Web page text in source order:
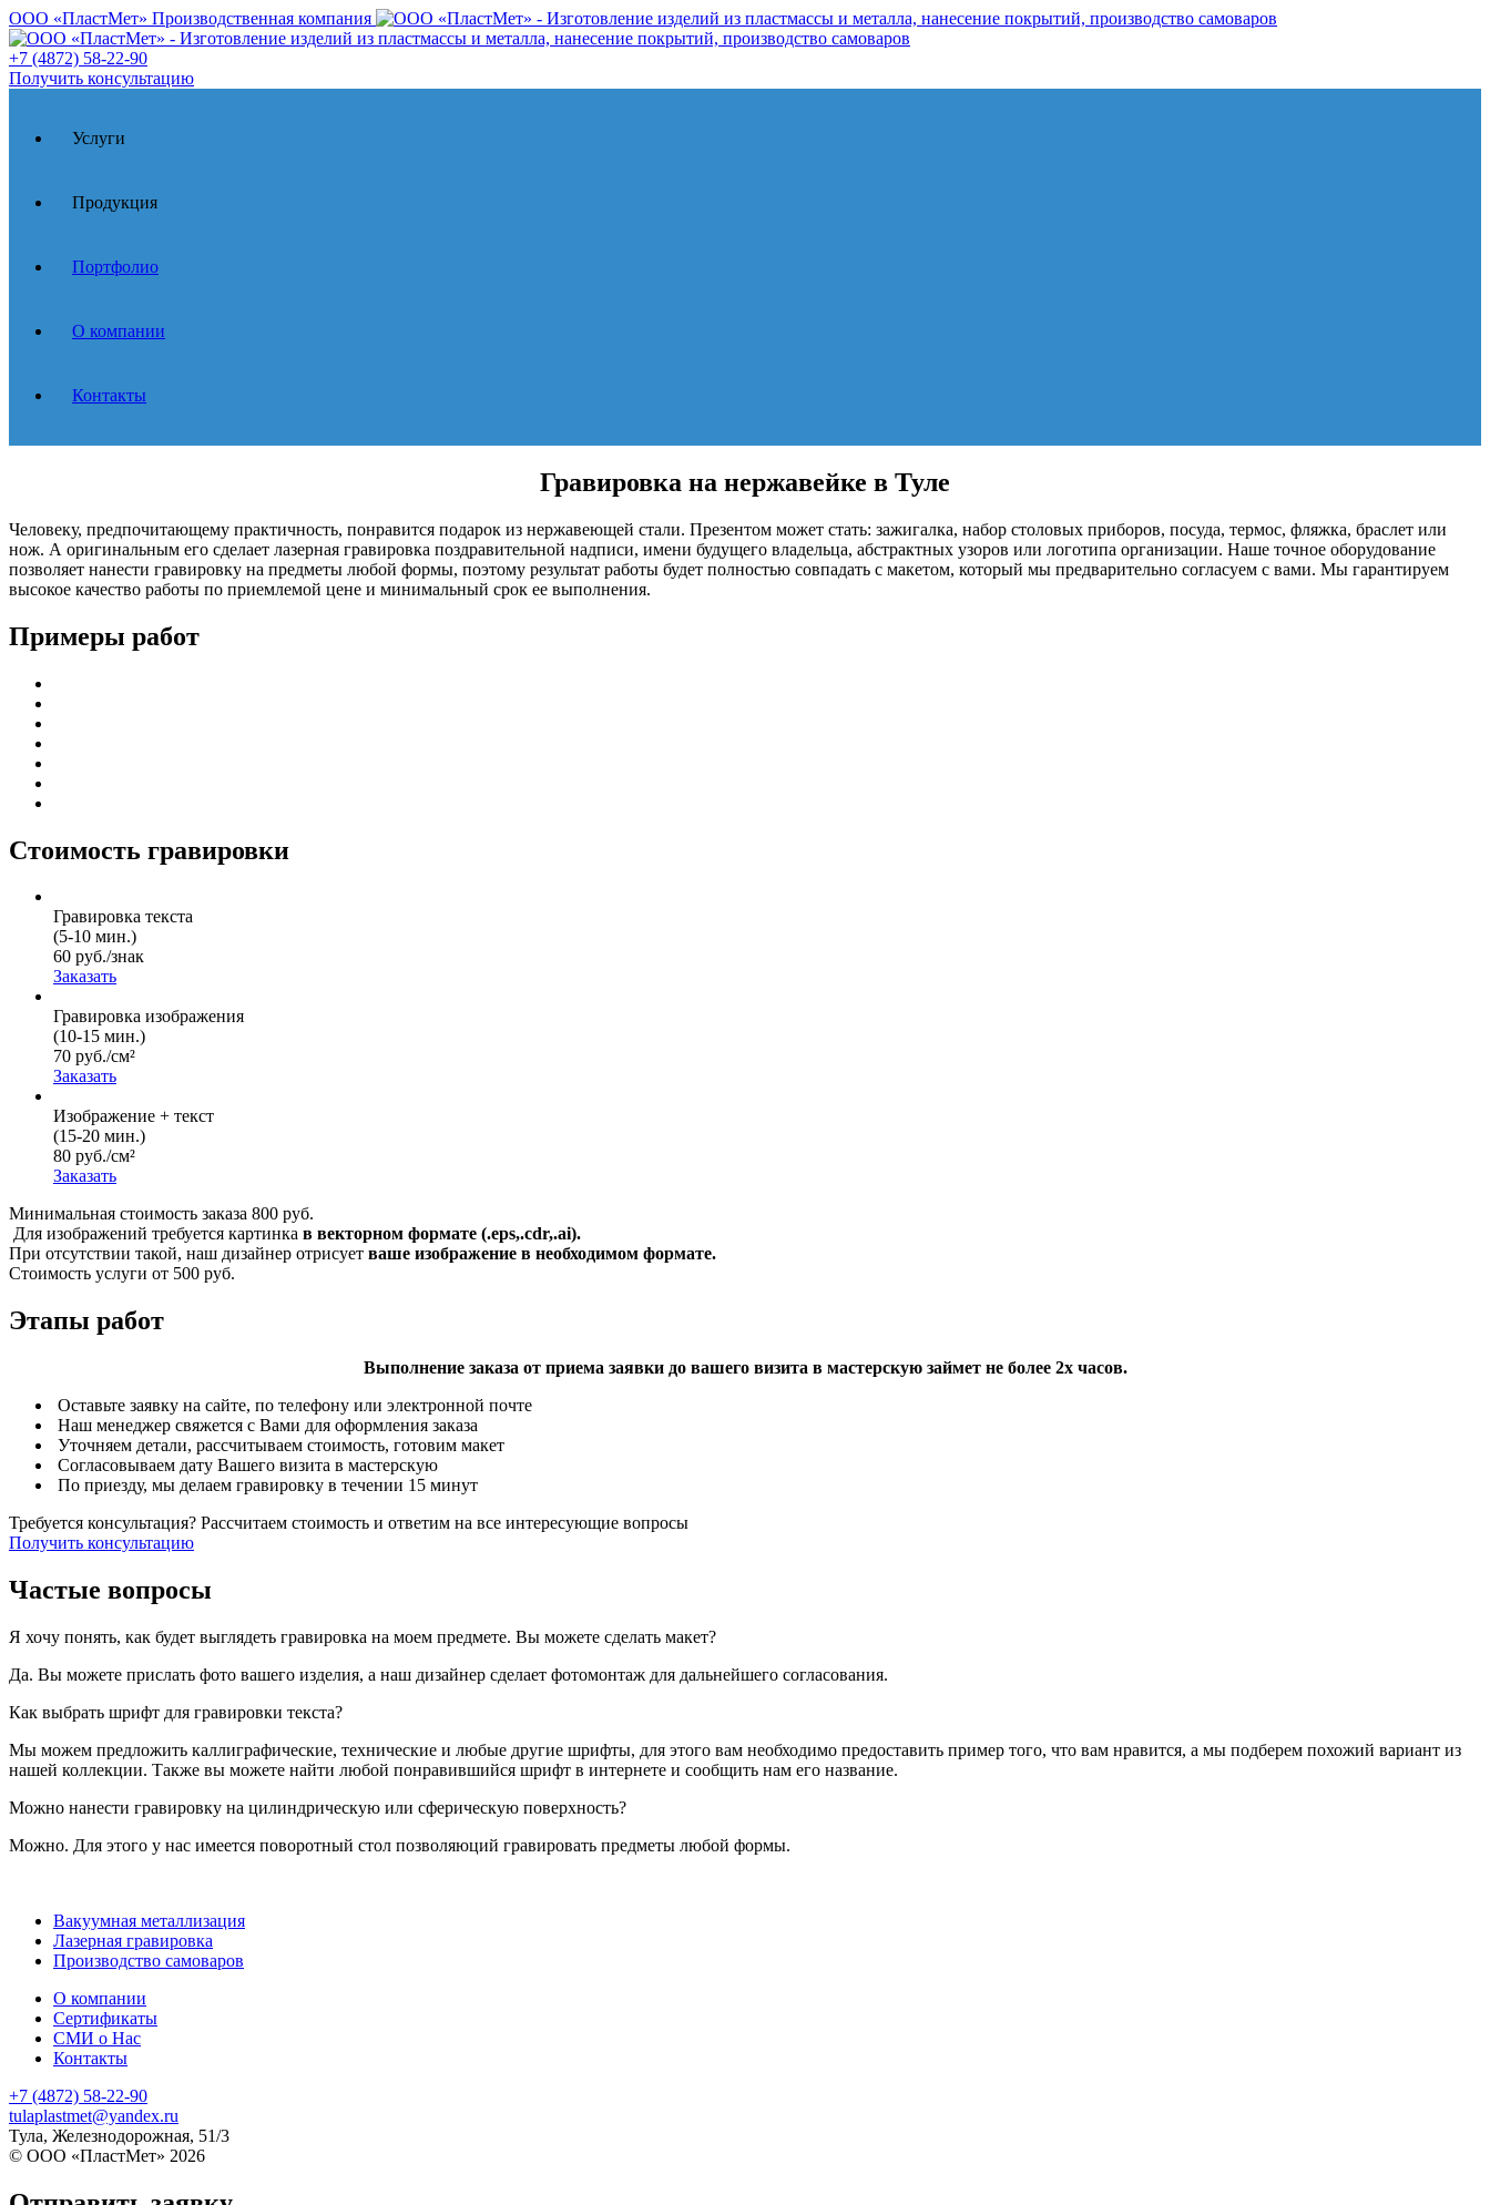
ООО «ПластМет» Производственная компания
+7 (4872) 58-22-90
Получить консультацию
Услуги
Продукция
Портфолио
О компании
Контакты
Гравировка на нержавейке в Туле
Человеку, предпочитающему практичность, понравится подарок из нержавеющей стали. Презентом может стать: зажигалка, набор столовых приборов, посуда, термос, фляжка, браслет или
нож. А оригинальным его сделает лазерная гравировка поздравительной надписи, имени будущего владельца, абстрактных узоров или логотипа организации. Наше точное оборудование
позволяет нанести гравировку на предметы любой формы, поэтому результат работы будет полностью совпадать с макетом, который мы предварительно согласуем с вами. Мы гарантируем
высокое качество работы по приемлемой цене и минимальный срок ее выполнения.
Примеры работ
Стоимость гравировки
Гравировка текста
(5-10 мин.)
60 руб./знак
Заказать
Гравировка изображения
(10-15 мин.)
70 руб./см²
Заказать
Изображение + текст
(15-20 мин.)
80 руб./см²
Заказать
Минимальная стоимость заказа 800 руб.
Для изображений требуется картинка в векторном формате (.eps,.cdr,.ai).
При отсутствии такой, наш дизайнер отрисует ваше изображение в необходимом формате.
Стоимость услуги от 500 руб.
Этапы работ
Выполнение заказа от приема заявки до вашего визита в мастерскую займет не более 2х часов.
Оставьте заявку на сайте, по телефону или электронной почте
Наш менеджер свяжется с Вами для оформления заказа
Уточняем детали, рассчитываем стоимость, готовим макет
Согласовываем дату Вашего визита в мастерскую
По приезду, мы делаем гравировку в течении 15 минут
Требуется консультация? Рассчитаем стоимость и ответим на все интересующие вопросы
Получить консультацию
Частые вопросы
Я хочу понять, как будет выглядеть гравировка на моем предмете. Вы можете сделать макет?
Да. Вы можете прислать фото вашего изделия, а наш дизайнер сделает фотомонтаж для дальнейшего согласования.
Как выбрать шрифт для гравировки текста?
Мы можем предложить каллиграфические, технические и любые другие шрифты, для этого вам необходимо предоставить пример того, что вам нравится, а мы подберем похожий вариант из
нашей коллекции. Также вы можете найти любой понравившийся шрифт в интернете и сообщить нам его название.
Можно нанести гравировку на цилиндрическую или сферическую поверхность?
Можно. Для этого у нас имеется поворотный стол позволяюций гравировать предметы любой формы.
Вакуумная металлизация
Лазерная гравировка
Производство самоваров
О компании
Сертификаты
СМИ о Нас
Контакты
+7 (4872) 58-22-90
tulaplastmet@yandex.ru
Тула, Железнодорожная, 51/3
© ООО «ПластМет» 2026